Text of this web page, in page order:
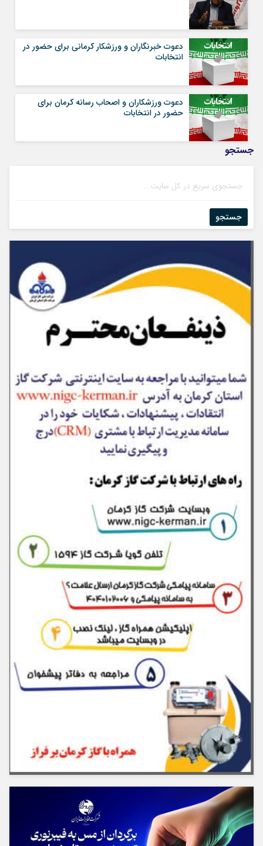
دعوت خبرنگاران و ورزشکار کرمانی برای حضور در
انتخابات
دعوت ورزشکاران و اصحاب رسانه کرمان برای
حضور در انتخابات
جستجو
جستجو